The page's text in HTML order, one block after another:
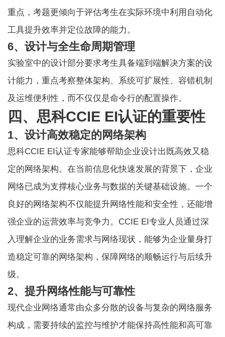
重点，考题更倾向于评估考生在实际环境中利用自动化
工具提升效率并定位故障的能力。
6、设计与全生命周期管理
实验室中的设计部分要求考生具备端到端解决方案的设
计能力，重点考察整体架构、系统可扩展性、容错机制
及运维便利性，而不仅仅是命令行的配置操作。
四、思科CCIE EI认证的重要性
1、设计高效稳定的网络架构
思科CCIE EI认证专家能够帮助企业设计出既高效又稳
定的网络架构。在当前信息化快速发展的背景下，企业
网络已成为支撑核心业务与数据的关键基础设施。一个
良好的网络架构不仅能提升网络性能和安全性，还能增
强企业的运营效率与竞争力。CCIE EI专业人员通过深
入理解企业的业务需求与网络现状，能够为企业量身打
造稳定可靠的网络架构，保障网络的顺畅运行与后续升
级。
2、提升网络性能与可靠性
现代企业网络通常由众多分散的设备与复杂的网络服务
构成，需要持续的监控与维护才能保持高性能和高可靠